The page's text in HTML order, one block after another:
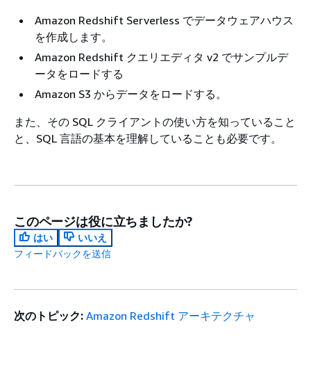
Amazon Redshift Serverless でデータウェアハウス
を作成します。
Amazon Redshift クエリエディタ v2 でサンプルデ
ータをロードする
Amazon S3 からデータをロードする。
また、その SQL クライアントの使い方を知っていること
と、SQL 言語の基本を理解していることも必要です。
このページは役に立ちましたか?
はい
いいえ
フィードバックを送信
次のトピック: Amazon Redshift アーキテクチャ